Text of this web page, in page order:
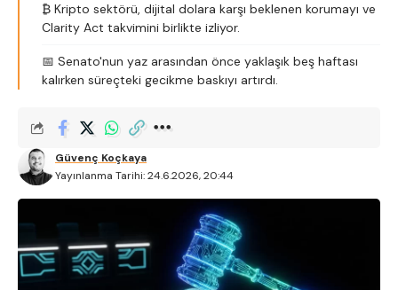
₿ Kripto sektörü, dijital dolara karşı beklenen korumayı ve
Clarity Act takvimini birlikte izliyor.
📅 Senato'nun yaz arasından önce yaklaşık beş haftası
kalırken süreçteki gecikme baskıyı artırdı.
Yayınlanma Tarihi: 24.6.2026, 20:44
Güvenç Koçkaya